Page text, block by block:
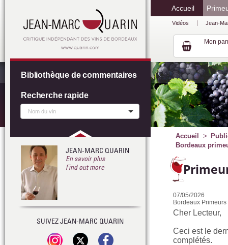
Accueil
Vidéos Jean-
Mon
Accueil
Bordeaux
07/05/2026
Bordeaux
Cher Lecteur,
Ceci est le
complétés.
Bibliothèque de commentaires
Recherche rapide
JEAN-MARC QUARIN
En savoir plus
Find out more
SUIVEZ JEAN-MARC QUARIN